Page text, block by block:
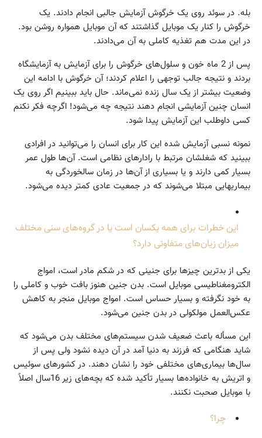
بله. در سوئد روی یک خرگوش آزمایش جالبی انجام دادند. یک
خرگوش را کنار یک موبایل گذاشتند که آن موبایل همواره روشن بود.
در این مدت هم تغذیه کاملی به آن می‌دادند.
پس از 2 ماه خون و سلول‌های خرگوش را برای آزمایش به آزمایشگاه
بردند و نتیجه جالب توجهی را اعلام کردند؛ آن خرگوش با ادامه این
وضعیت بیشتر از یک سال زنده نمی‌ماند. حال باید ببینیم اگر روی یک
انسان چنین آزمایشی انجام دهند نتیجه چه می‌شود! اگرچه فکر نکنم
کسی داوطلب این آزمایش پیدا شود.
نمونه نسبی آزمایش شده این کار برای انسان را می‌توانید در افرادی
ببینید که شغلشان مرتبط با رادارهای نظامی است. آن‌ها طول عمر
بسیار کمی دارند و یا بسیاری از آن‌ها در زمان سالخوردگی به
بیماریهایی مبتلا می‌شوند که در جمعیت عادی کمتر دیده می‌شود.
این خطرات برای همه یکسان است یا در گروه‌های سنی مختلف
میزان زیان‌های متفاوتی دارد؟
یکی از بدترین چیزها برای جنینی که در شکم مادر است، امواج
الکترومغناطیسی موبایل است. بدن جنین هنوز بافت خوب و کاملی را
به خود نگرفته و بسیار حساس است. امواج موبایل منجر به کاهش
عکس‌العمل مولکولی در بدن جنین می‌شود.
این مسأله باعث ضعیف شدن سیستم‌های مختلف بدن می‌شود که
شاید هنگامی که فرزند به دنیا آمد در آن دیده نشود ولی پس از
سال‌ها بیماری‌های مختلفی خود را نشان دهند. در کشورهای سوئیس
و اتریش به خانواده‌ها بسیار تأکید شده که بچه‌های زیر 16سال اصلاً
با موبایل صحبت نکنند.
چرا؟